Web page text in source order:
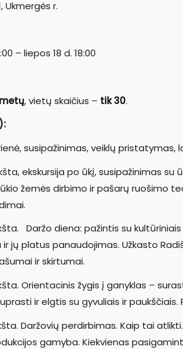
Ukmergės r.
– liepos 18 d. 18:00
metų, vietų skaičius – tik 30.
susipažinimas, veiklų pristatymas,
ekskursija po ūkį, susipažinimas su
žemės dirbimo ir pašarų ruošimo
Daržo diena: pažintis su
jų platus panaudojimas. Užkasto
ir skirtumai.
Orientacinis žygis į ganyklas –
ir elgtis su gyvuliais ir
Daržovių perdirbimas. Kaip tai
gamyba. Kiekvienas